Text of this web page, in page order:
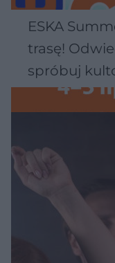
ESKA
trasę!
spróbuj
Wawelu